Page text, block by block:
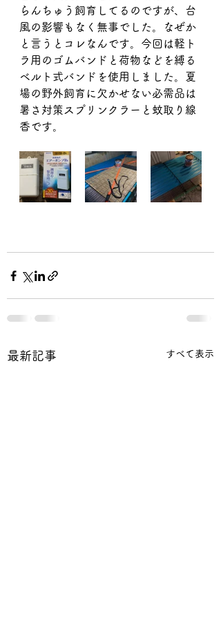
らんちゅう飼育してるのですが、台
風の影響もなく無事でした。なぜか
と言うとコレなんです。今回は軽ト
ラ用のゴムバンドと荷物などを縛る
ベルト式バンドを使用しました。夏
場の野外飼育に欠かせない必需品は
暑さ対策スプリンクラーと蚊取り線
香です。
最新記事 すべて表示